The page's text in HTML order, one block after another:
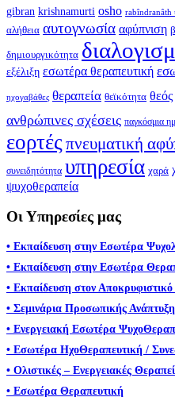
gibran krishnamurti osho rabîndranâth
αλήθεια αυτογνωσία αφύπνιση
δημιουργικότητα
εξέλιξη εσωτέρα θεραπευτική
ηχογαβάθες θεραπεία θεϊκότητα θεός
ανθρώπινες σχέσεις παγκόσμια
εορτές πνευματική
συνειδητότητα υπηρεσία χαρά
ψυχοθεραπεία
Οι Υπηρεσίες μας
• Εκπαίδευση στην Εσωτέρα
• Εκπαίδευση στην Εσωτέρα
• Εκπαίδευση στον Αποκρυφιστικό
• Σεμινάρια Προσωπικής
• Ενεργειακή Εσωτέρα
• Εσωτέρα ΗχοΘεραπευτική /
• Ολιστικές – Ενεργειακές
• Εσωτέρα Θεραπευτική